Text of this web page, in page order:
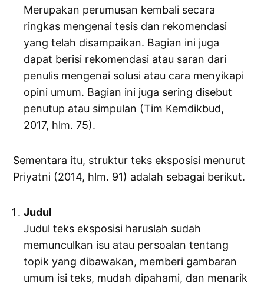
Merupakan perumusan kembali secara
ringkas mengenai tesis dan rekomendasi
yang telah disampaikan. Bagian ini juga
dapat berisi rekomendasi atau saran dari
penulis mengenai solusi atau cara menyikapi
opini umum. Bagian ini juga sering disebut
penutup atau simpulan (Tim Kemdikbud,
2017, hlm. 75).
Sementara itu, struktur teks eksposisi menurut
Priyatni (2014, hlm. 91) adalah sebagai berikut.
Judul
Judul teks eksposisi haruslah sudah
memunculkan isu atau persoalan tentang
topik yang dibawakan, memberi gambaran
umum isi teks, mudah dipahami, dan menarik